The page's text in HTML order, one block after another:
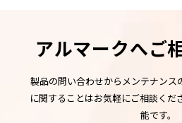
アルマークへご
製品の問い合わせからメンテナンス
に関することはお気軽にご相談くだ
能です。